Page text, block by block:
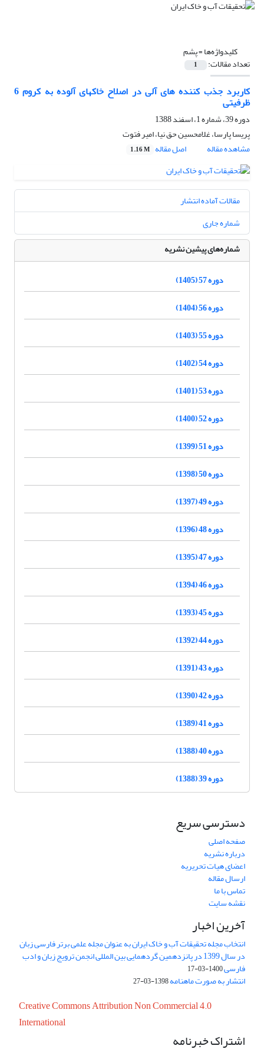
کلیدواژه‌ها =پشم
تعداد مقالات: 1
کاربرد جذب کننده های آلی در اصلاح خاکهای آلوده به کروم 6
ظرفیتی
دوره 39، شماره 1، اسفند 1388
پریسا پارسا، غلامحسین حق نیا، امیر فتوت
مشاهده مقاله
اصل مقاله 1.16 M
مقالات آماده انتشار
شماره جاری
شماره‌های پیشین نشریه
دوره 57 (1405)
دوره 56 (1404)
دوره 55 (1403)
دوره 54 (1402)
دوره 53 (1401)
دوره 52 (1400)
دوره 51 (1399)
دوره 50 (1398)
دوره 49 (1397)
دوره 48 (1396)
دوره 47 (1395)
دوره 46 (1394)
دوره 45 (1393)
دوره 44 (1392)
دوره 43 (1391)
دوره 42 (1390)
دوره 41 (1389)
دوره 40 (1388)
دوره 39 (1388)
دسترسی سریع
صفحه اصلی
درباره نشریه
اعضای هیات تحریریه
ارسال مقاله
تماس با ما
نقشه سایت
آخرین اخبار
انتخاب مجله تحقیقات آب و خاک ایران به عنوان مجله علمی برتر فارسی زبان
در سال 1399 در پانزدهمین گردهمایی بین المللی انجمن ترویج زبان و ادب
فارسی1400-03-17
انتشار به صورت ماهنامه1398-03-27
Creative Commons Attribution Non Commercial 4.0
International
اشتراک خبرنامه